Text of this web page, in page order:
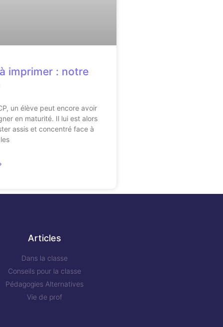
imprimer : notre
un élève peut encore avoir
en maturité. Il lui est alors
assis et concentré face à
Articles
Dans la classe
Conseils pour la classe
Pédagogies Alternatives
Vie de prof